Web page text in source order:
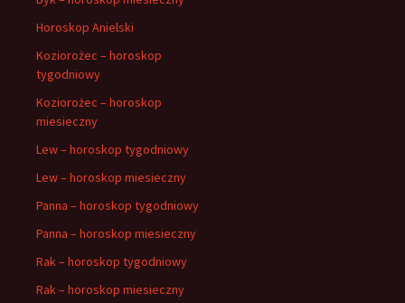
Horoskop Anielski
Koziorożec – horoskop
tygodniowy
Koziorożec – horoskop
miesieczny
Lew – horoskop tygodniowy
Lew – horoskop miesieczny
Panna – horoskop tygodniowy
Panna – horoskop miesieczny
Rak – horoskop tygodniowy
Rak – horoskop miesieczny